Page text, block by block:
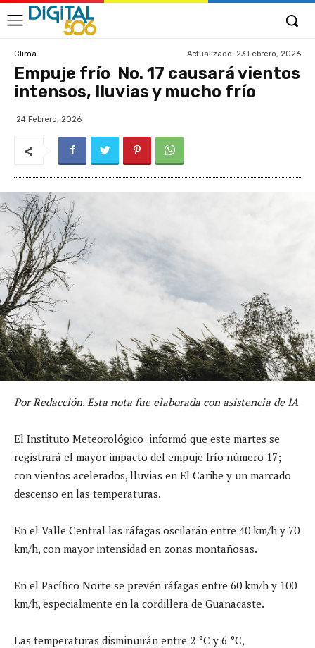
Clima Actualizado: 23 Febrero, 2026
Empuje frío No. 17 causará vientos
intensos, lluvias y mucho frío
24 Febrero, 2026
Por Redacción. Esta nota fue elaborada con asistencia de IA
El Instituto Meteorológico informó que este martes se
registrará el mayor impacto del empuje frío número 17;
con vientos acelerados, lluvias en El Caribe y un marcado
descenso en las temperaturas.
En el Valle Central las ráfagas oscilarán entre 40 km/h y 70
km/h, con mayor intensidad en zonas montañosas.
En el Pacífico Norte se prevén ráfagas entre 60 km/h y 100
km/h, especialmente en la cordillera de Guanacaste.
Las temperaturas disminuirán entre 2 °C y 6 °C,